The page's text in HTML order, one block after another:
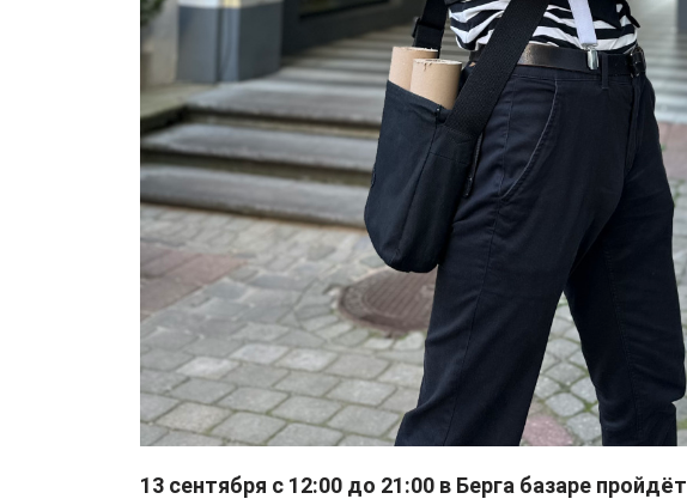
13 сентября с 12:00 до 21:00 в Берга базаре пройдёт